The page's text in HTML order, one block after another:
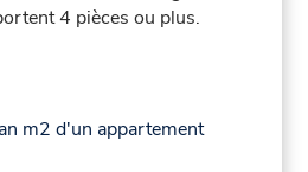
4 pièces ou plus.
m2 d'un appartement